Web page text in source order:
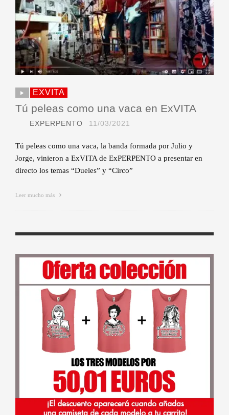
EXVITA
Tú peleas como una vaca en ExVITA
EXPERPENTO 11/03/2021
Tú peleas como una vaca, la banda formada por Julio y
Jorge, vinieron a ExVITA de ExPERPENTO a presentar en
directo los temas “Dueles” y “Circo”
Leer mucho más